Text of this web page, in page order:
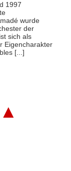
1997
wurde
der
sich als
Eigencharakter
[...]
▲